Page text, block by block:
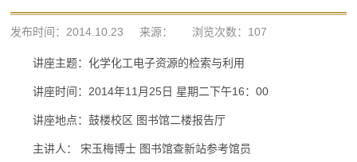
发布时间：2014.10.23 来源： 浏览次数： 107
讲座主题：化学化工电子资源的检索与利用
讲座时间：2014年11月25日 星期二下午16：00
讲座地点：鼓楼校区 图书馆二楼报告厅
主讲人： 宋玉梅博士 图书馆查新站参考馆员